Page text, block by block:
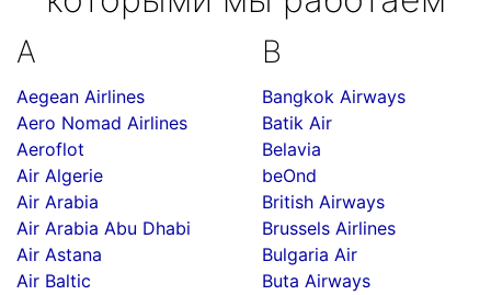
A
Aegean Airlines
Aero Nomad Airlines
Aeroflot
Air Algerie
Air Arabia
Air Arabia Abu Dhabi
Air Astana
Air Baltic
B
Bangkok Airways
Batik Air
Belavia
beOnd
British Airways
Brussels Airlines
Bulgaria Air
Buta Airways